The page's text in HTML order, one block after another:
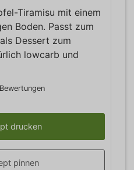
Tiramisu mit einem
Boden. Passt zum
Dessert zum
lowcarb und
drucken
pinnen